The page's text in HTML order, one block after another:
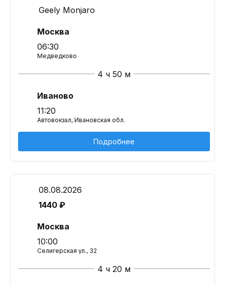
Geely Monjaro
Москва
06:30
Медведково
4 ч 50 м
Иваново
11:20
Автовокзал, Ивановская обл.
Подробнее
08.08.2026
1440 ₽
Москва
10:00
Селигерская ул., 32
4 ч 20 м